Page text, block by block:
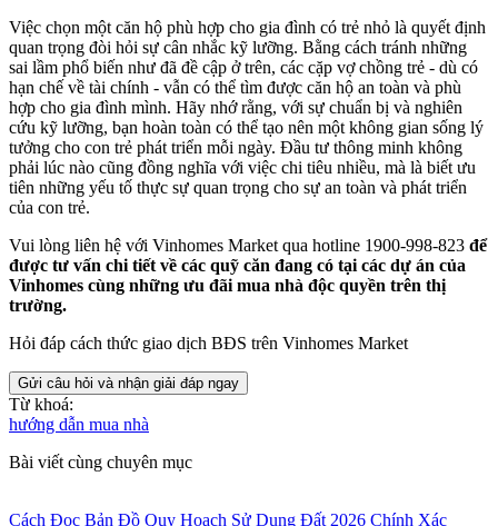
Việc chọn một căn hộ phù hợp cho gia đình có trẻ nhỏ là quyết định
quan trọng đòi hỏi sự cân nhắc kỹ lưỡng. Bằng cách tránh những
sai lầm phổ biến như đã đề cập ở trên, các cặp vợ chồng trẻ - dù có
hạn chế về tài chính - vẫn có thể tìm được căn hộ an toàn và phù
hợp cho gia đình mình. Hãy nhớ rằng, với sự chuẩn bị và nghiên
cứu kỹ lưỡng, bạn hoàn toàn có thể tạo nên một không gian sống lý
tưởng cho con trẻ phát triển mỗi ngày. Đầu tư thông minh không
phải lúc nào cũng đồng nghĩa với việc chi tiêu nhiều, mà là biết ưu
tiên những yếu tố thực sự quan trọng cho sự an toàn và phát triển
của con trẻ.
Vui lòng liên hệ với Vinhomes Market qua hotline 1900-998-823 để
được tư vấn chi tiết về các quỹ căn đang có tại các dự án của
Vinhomes cùng những ưu đãi mua nhà độc quyền trên thị
trường.
Hỏi đáp cách thức giao dịch BĐS trên Vinhomes Market
Gửi câu hỏi và nhận giải đáp ngay
Từ khoá:
hướng dẫn mua nhà
Bài viết cùng chuyên mục
Cách Đọc Bản Đồ Quy Hoạch Sử Dụng Đất 2026 Chính Xác